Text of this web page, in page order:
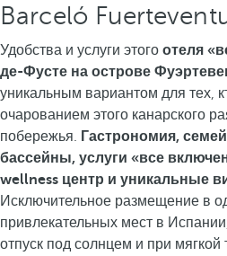
Barceló
Удобства и услуги этого отеля
де-Фусте на острове
уникальным вариантом для тех,
очарованием этого канарского
побережья.
Гастрономия,
бассейны, услуги «все
wellness центр и уникальные
Исключительное размещение в
привлекательных мест в
отпуск под солнцем и при